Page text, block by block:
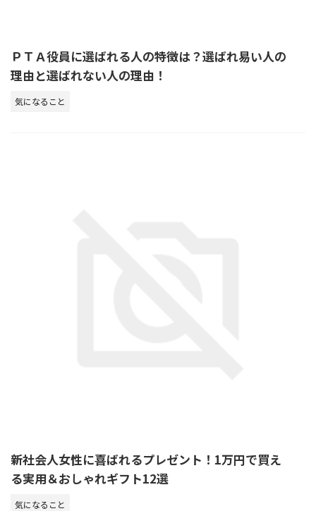
ＰＴＡ役員に選ばれる人の特徴は？選ばれ易い人の
理由と選ばれない人の理由！
気になること
新社会人女性に喜ばれるプレゼント！1万円で買え
る実用＆おしゃれギフト12選
気になること